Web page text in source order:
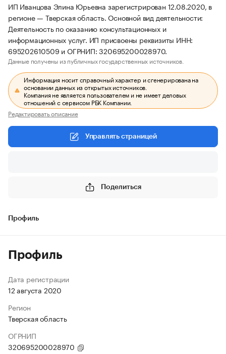
ИП Иванцова Элина Юрьевна зарегистрирован 12.08.2020, в
регионе — Тверская область. Основной вид деятельности:
Деятельность по оказанию консультационных и
информационных услуг. ИП присвоены реквизиты ИНН:
695202610509 и ОГРНИП: 320695200028970.
Данные получены из публичных государственных источников.
Информация носит справочный характер и сгенерирована на
основании данных из открытых источников.
Компания не является пользователем и не имеет деловых
отношений с сервисом РБК Компании.
Редактировать описание
Управлять страницей
Поделиться
Профиль
Профиль
Дата регистрации
12 августа 2020
Регион
Тверская область
ОГРНИП
320695200028970